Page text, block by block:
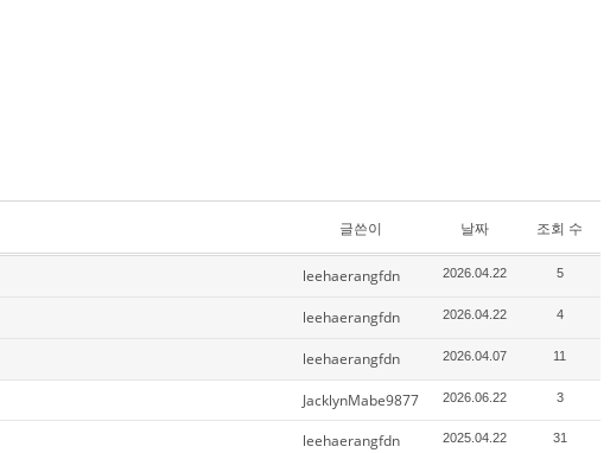
글쓴이 날짜 조회 수
leehaerangfdn 2026.04.22 5
leehaerangfdn 2026.04.22 4
leehaerangfdn 2026.04.07 11
JacklynMabe9877 2026.06.22 3
leehaerangfdn 2025.04.22 31